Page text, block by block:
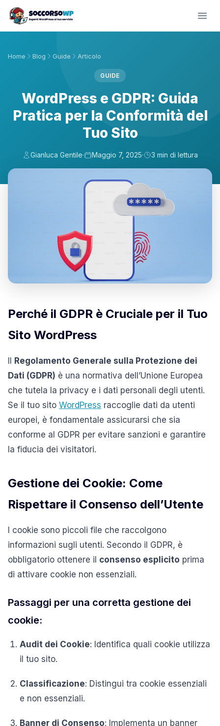
Home Blog Guide Articolo
GUIDE
WordPress e GDPR: Guida
Pratica per la Conformità del
Tuo Sito
Gianluca Gentile· Maggio 7, 2025· 3 min di lettura
Perché il GDPR è Cruciale per il Tuo
Sito WordPress
Il Regolamento Generale sulla Protezione dei
Dati (GDPR) è una normativa dell’Unione Europea
che tutela la privacy e i dati personali degli utenti.
Se il tuo sito WordPress raccoglie dati da utenti
europei, è fondamentale assicurarsi che sia
conforme al GDPR per evitare sanzioni e garantire
la fiducia dei visitatori.
Gestione dei Cookie: Come
Rispettare il Consenso dell’Utente
I cookie sono piccoli file che raccolgono
informazioni sugli utenti. Secondo il GDPR, è
obbligatorio ottenere il consenso esplicito prima
di attivare cookie non essenziali.
Passaggi per una corretta gestione dei
cookie:
Audit dei Cookie: Identifica quali cookie utilizza
il tuo sito.
Classificazione: Distingui tra cookie essenziali
e non essenziali.
Banner di Consenso: Implementa un banner